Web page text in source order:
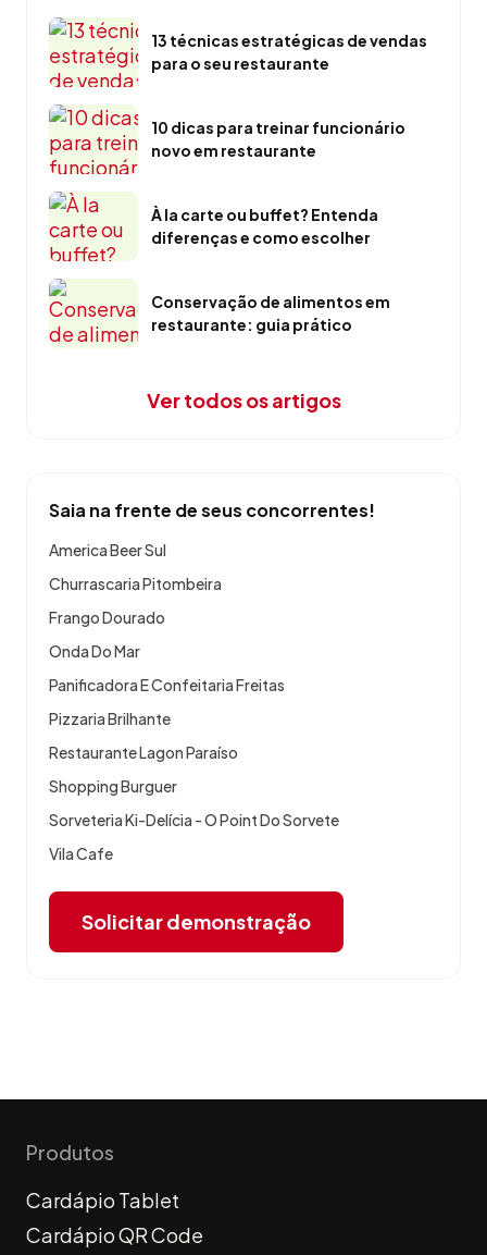
13 técnicas estratégicas de vendas
para o seu restaurante
10 dicas para treinar funcionário
novo em restaurante
À la carte ou buffet? Entenda
diferenças e como escolher
Conservação de alimentos em
restaurante: guia prático
Ver todos os artigos
Saia na frente de seus concorrentes!
America Beer Sul
Churrascaria Pitombeira
Frango Dourado
Onda Do Mar
Panificadora E Confeitaria Freitas
Pizzaria Brilhante
Restaurante Lagon Paraíso
Shopping Burguer
Sorveteria Ki-Delícia - O Point Do Sorvete
Vila Cafe
Solicitar demonstração
Produtos
Cardápio Tablet
Cardápio QR Code